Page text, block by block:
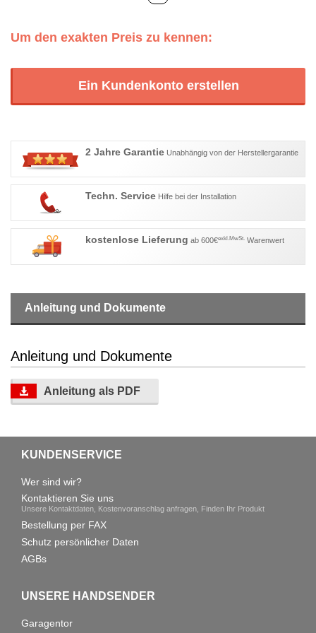
Um den exakten Preis zu kennen:
Ein Kundenkonto erstellen
2 Jahre Garantie Unabhängig von der Herstellergarantie
Techn. Service Hilfe bei der Installation
kostenlose Lieferung ab 600€exkl.MwSt. Warenwert
Anleitung und Dokumente
Anleitung und Dokumente
Anleitung als PDF
KUNDENSERVICE
Wer sind wir?
Kontaktieren Sie uns
Unsere Kontaktdaten, Kostenvoranschlag anfragen, Finden Ihr Produkt
Bestellung per FAX
Schutz persönlicher Daten
AGBs
UNSERE HANDSENDER
Garagentor